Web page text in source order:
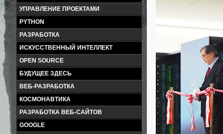
УПРАВЛЕНИЕ ПРОЕКТАМИ
PYTHON
РАЗРАБОТКА
ИСКУССТВЕННЫЙ ИНТЕЛЛЕКТ
OPEN SOURCE
БУДУЩЕЕ ЗДЕСЬ
ВЕБ-РАЗРАБОТКА
КОСМОНАВТИКА
РАЗРАБОТКА ВЕБ-САЙТОВ
GOOGLE